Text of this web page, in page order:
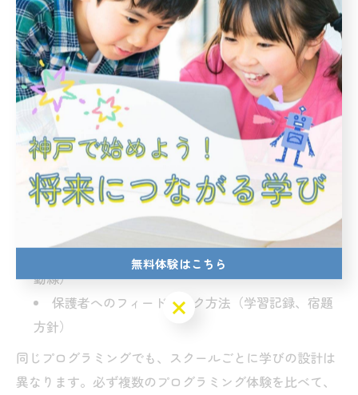
4. 神戸市でスクールを探すチェック
リスト
神戸市内でプログラミング教室やスクールを選ぶ際は、
次を確認しましょう。
ロボット教材の段階性（幼児→小学生の橋渡し）
ものづくりの発表機会（展示・発表会の有無）
プログラミング体験の内容と所要時間、振替・安
通いやすさ（例：三宮・元町・垂水などアクセス
動線）
保護者へのフィードバック方法（学習記録、宿題
方針）
同じプログラミングでも、スクールごとに学びの設計は
異なります。必ず複数のプログラミング体験を比べて、
無料体験はこちら
無料体験はこちら